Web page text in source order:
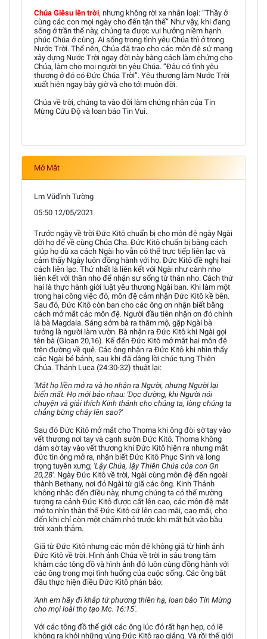
Chúa Giêsu lên trời, nhưng không rời xa nhân loại: “Thầy ở
cùng các con mọi ngày cho đến tận thế” Như vậy, khi đang
sống ở trần thế này, chúng ta được vui hưởng niềm hạnh
phúc Chúa ở cùng. Ai sống trong tình yêu Chúa thì ở trong
Nước Trời. Thế nên, Chúa đã trao cho các môn đệ sứ mạng
xây dựng Nước Trời ngay đời này bằng cách làm chứng cho
Chúa, làm cho mọi người tin yêu Chúa. “Đâu có tình yêu
thương ở đó có Đức Chúa Trời”. Yêu thương làm Nước Trời
xuất hiện ngay bây giờ và cho tới muôn đời.
Chúa về trời, chúng ta vào đời làm chứng nhân của Tin
Mừng Cứu Độ và loan báo Tin Vui.
Mở Mắt
Lm Vũđình Tường
05:50 12/05/2021
Trước ngày về trời Đức Kitô chuẩn bị cho môn đệ ngày Ngài
dời họ để về cùng Chúa Cha. Đức Kitô chuẩn bị bằng cách
giúp họ dù xa cách Ngài họ vẫn có thể trực tiếp liên lạc và
cảm thấy Ngày luôn đồng hành với họ. Đức Kitô đề nghị hai
cách liên lạc. Thứ nhất là liên kết với Ngài như cành nho
liên kết với thân nho để nhận sự sống từ thân nho. Cách thứ
hai là thực hành giới luật yêu thương Ngài ban. Khi làm một
trong hai công việc đó, môn đệ cảm nhận Đức Kitô kề bên.
Sau đó, Đức Kitô còn ban cho các ông ơn nhận biết bằng
cách mở mắt các môn đệ. Người đầu tiên nhận ơn đó chính
là bà Magdala. Sáng sớm bà ra thăm mộ, gặp Ngài bà
tưởng là người làm vườn. Bà nhận ra Đức Kitô khi Ngài gọi
tên bà (Gioan 20,16). Kế đến Đức Kitô mở mắt hai môn đệ
trên đường về quê. Các ông nhận ra Đức Kitô khi nhìn thấy
các Ngài bẻ bánh, sau khi đã dâng lời chúc tụng Thiên
Chúa. Thánh Luca (24:30-32) thuật lại:
'Mắt họ liền mở ra và họ nhận ra Người, nhưng Người lại
biến mất. Họ mới bảo nhau: 'Dọc đường, khi Người nói
chuyện và giải thích Kinh thánh cho chúng ta, lòng chúng ta
chẳng bừng cháy lên sao?'
Sau đó Đức Kitô mở mắt cho Thoma khi ông đòi sờ tay vào
vết thương nơi tay và cạnh sườn Đức Kitô. Thoma không
dám sờ tay vào vết thương khi Đức Kitô hiện ra nhưng mắt
đức tin ông mở ra, nhận biết Đức Kitô Phục Sinh và long
trọng tuyên xưng; 'Lậy Chúa, lậy Thiên Chúa của con Gn
20,28'. Ngày Đức Kitô về trời, Ngài cùng môn đệ đến ngoài
thành Bethany, nơi đó Ngài từ giã các ông. Kinh Thánh
không nhắc đến điều này, nhưng chúng ta có thể mường
tượng ra cảnh Đức Kitô được cất lên cao, các môn đệ mắt
mở to nhìn thân thể Đức Kitô cứ lên cao mãi, cao mãi, cho
đến khi chỉ còn một chấm nhỏ trước khi mất hút vào bầu
trời xanh thẳm.
Giã từ Đức Kitô nhưng các môn đệ không giã từ hình ảnh
Đức Kitô về trời. Hình ảnh Chúa về trời in sâu trong tâm
khảm các tông đồ và hình ảnh đó luôn cùng đồng hành với
các ông trong mọi tình huống của cuộc sống. Các ông bắt
đầu thực hiện điều Đức Kitô phán bảo:
'Anh em hãy đi khắp tứ phương thiên hạ, loan báo Tin Mừng
cho mọi loài thọ tạo Mc. 16:15'.
Với các tông đồ thế giới các ông lúc đó rất hạn hẹp, có lẽ
không ra khỏi những vùng Đức Kitô rao giảng. Và rồi thế giới